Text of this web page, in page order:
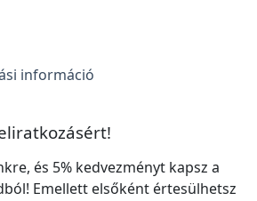
információ
és 5% kedvezményt kapsz a
Emellett elsőként értesülhetsz